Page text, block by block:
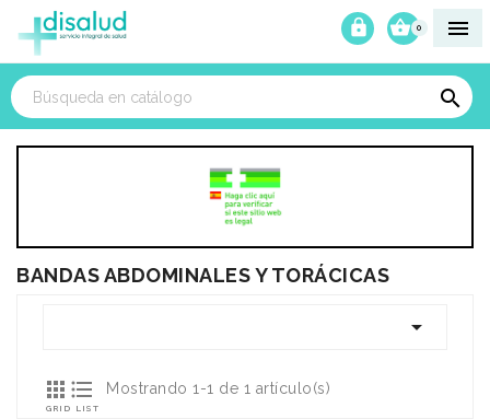

0



BANDAS ABDOMINALES Y TORÁCICAS


GRID

LIST
Mostrando 1-1 de 1 artículo(s)